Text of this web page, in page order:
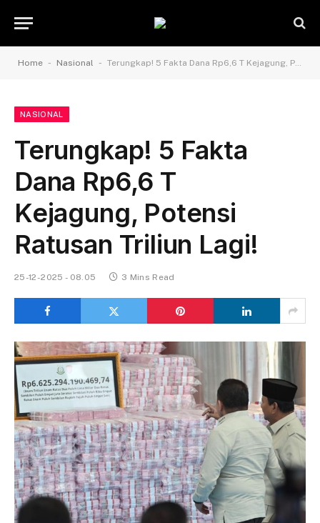
Home - Nasional - Terungkap! 5 Fakta Dana Rp6,6 T Kejagung, Potensi Ratusan Triliun Lagi!
NASIONAL
Terungkap! 5 Fakta
Dana Rp6,6 T
Kejagung, Potensi
Ratusan Triliun Lagi!
25-12-2025 - 08.05 3 Mins Read